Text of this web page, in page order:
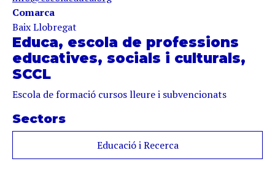
Comarca
Baix Llobregat
Educa, escola de professions
educatives, socials i culturals,
SCCL
Escola de formació cursos lleure i subvencionats
Sectors
Educació i Recerca